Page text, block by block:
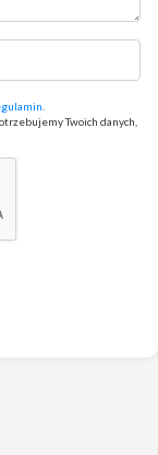
Twoich danych,